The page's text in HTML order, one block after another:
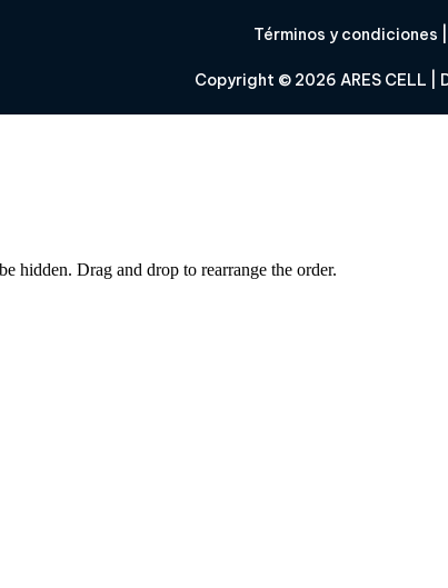
Términos y condiciones
Copyright © 2026 ARES CELL |
hidden. Drag and drop to rearrange the order.